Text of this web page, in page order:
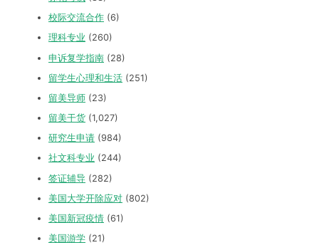
校际交流合作 (6)
理科专业 (260)
申诉复学指南 (28)
留学生心理和生活 (251)
留美导师 (23)
留美干货 (1,027)
研究生申请 (984)
社文科专业 (244)
签证辅导 (282)
美国大学开除应对 (802)
美国新冠疫情 (61)
美国游学 (21)